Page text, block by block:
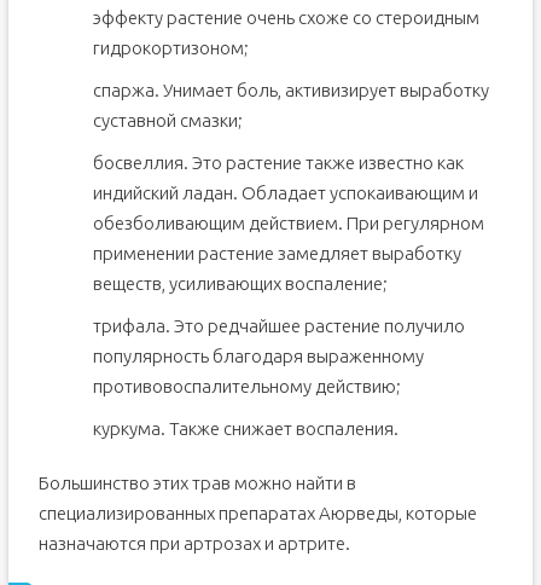
эффекту растение очень схоже со стероидным
гидрокортизоном;
спаржа. Унимает боль, активизирует выработку
суставной смазки;
босвеллия. Это растение также известно как
индийский ладан. Обладает успокаивающим и
обезболивающим действием. При регулярном
применении растение замедляет выработку
веществ, усиливающих воспаление;
трифала. Это редчайшее растение получило
популярность благодаря выраженному
противовоспалительному действию;
куркума. Также снижает воспаления.
Большинство этих трав можно найти в
специализированных препаратах Аюрведы, которые
назначаются при артрозах и артрите.